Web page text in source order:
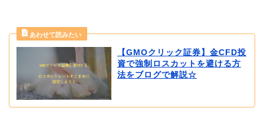
【GMOクリック証券】金CFD投
資で強制ロスカットを避ける方
法をブログで解説☆